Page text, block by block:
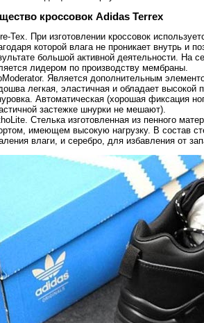
кроссовок Adidas Terrex
Tex. При изготовлении кроссовок
которой влага не проникает внутрь и
большой активной деятельности. На
лидером по производству мембраны.
Является дополнительным
легкая, эластичная и обладает высокой
Автоматическая (хорошая фиксация
застежке шнурки не мешают).
Стелька изготовленная из пенного
имеющем высокую нагрузку. В состав
влаги, и серебро, для избавления от